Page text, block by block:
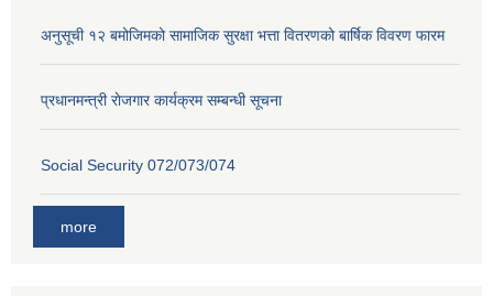
अनुसूची १२ बमोजिमको सामाजिक सुरक्षा भत्ता वितरणको बार्षिक विवरण फारम
प्रधानमन्त्री राेजगार कार्यक्रम सम्बन्धी सूचना
Social Security 072/073/074
more